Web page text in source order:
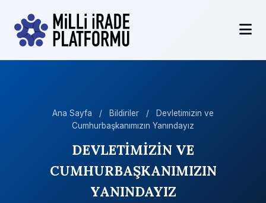
Ana Sayfa / Bildiriler /
Devletimizin ve
Cumhurbaşkanımızın Yanındayız
DEVLETİMİZİN VE
CUMHURBAŞKANIMIZIN
YANINDAYIZ